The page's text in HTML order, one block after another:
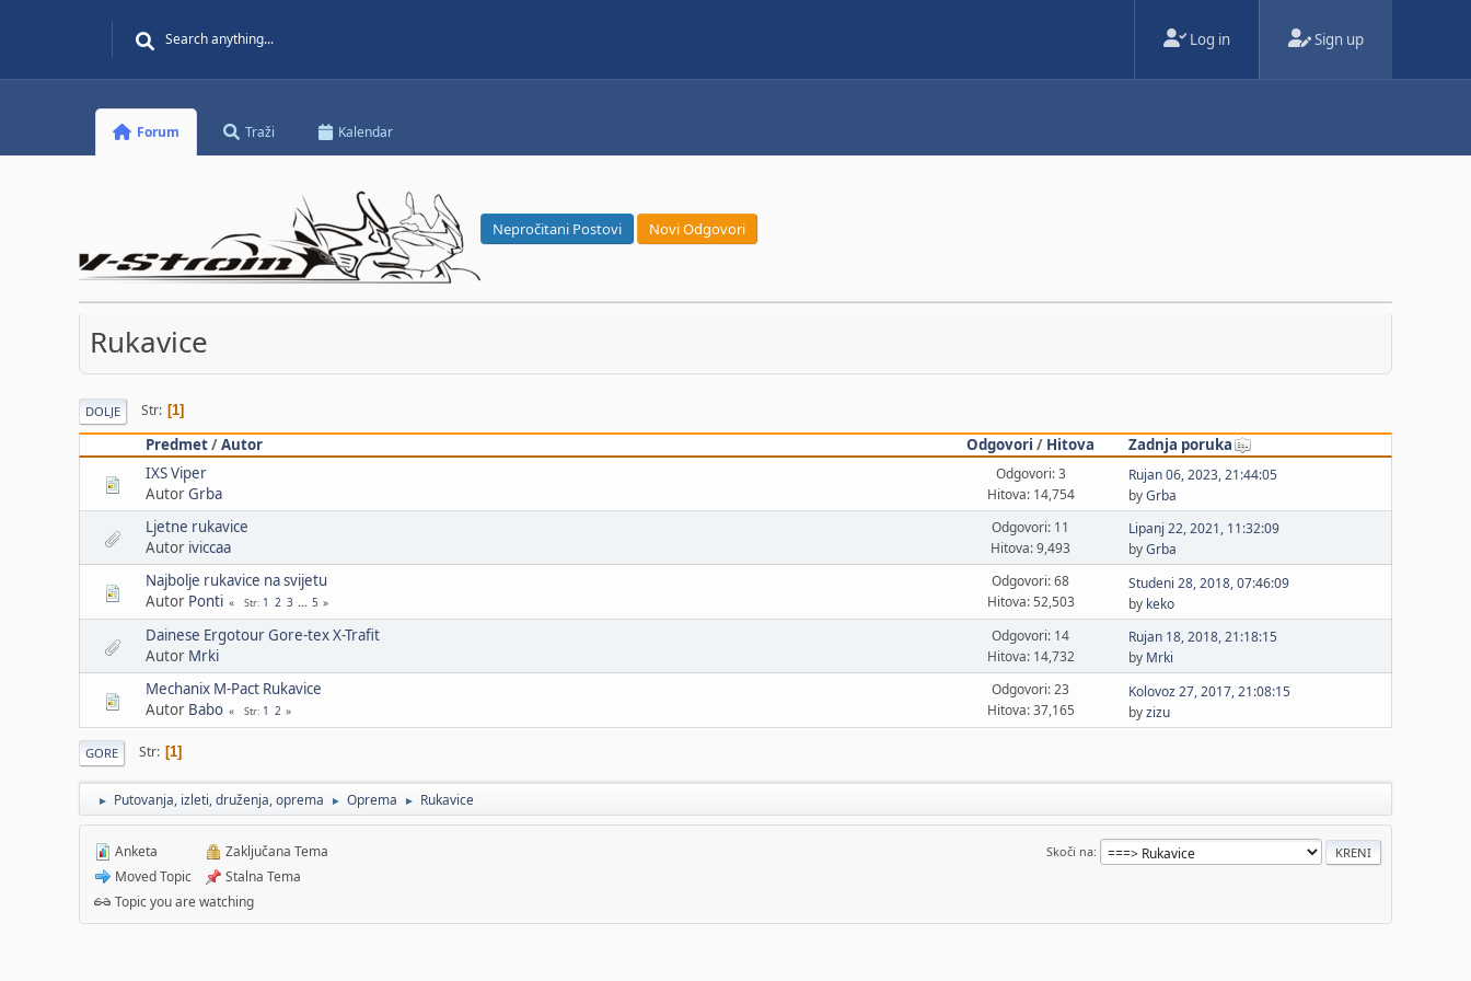
Log in Sign up
Forum Traži Kalendar
Nepročitani Postovi Novi Odgovori
Rukavice
DOLJE Str 1
Predmet/Autor Odgovori / Hitova
Zadnja poruka
IXS Viper
AutorGrba
Odgovori: 3
Hitova: 14,754
Rujan 06, 2023, 21:44:05
byGrba
Ljetne rukavice
Autor iviccaa
Odgovori: 11
Hitova: 9,493
Lipanj 22, 2021, 11:32:09
byGrba
Najbolje rukavice na svijetu
Autor Ponti Str 1 2 3 ... 5
Odgovori: 68
Hitova: 52,503
Studeni 28, 2018, 07:46:09
by keko
Dainese Ergotour Gore-tex X-Trafit
Autor Mrki
Odgovori: 14
Hitova: 14,732
Rujan 18, 2018, 21:18:15
by Mrki
Mechanix M-Pact Rukavice
Autor Babo Str 1 2
Odgovori: 23
Hitova: 37,165
Kolovoz 27, 2017, 21:08:15
byzizu
GORE Str 1
► Putovanja, izleti, druženja, oprema ► Oprema ► Rukavice
Skoči na
Anketa
Moved Topic
Zaključana Tema
Stalna Tema
Topic you are watching